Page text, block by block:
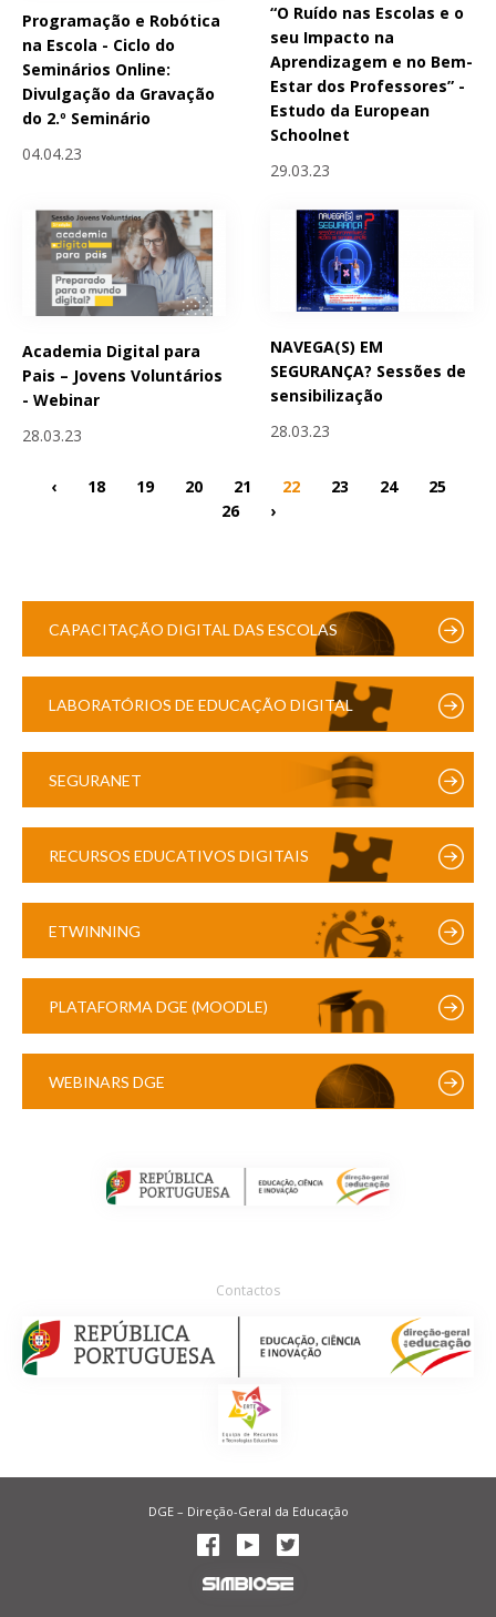
Programação e Robótica
na Escola - Ciclo do
Seminários Online:
Divulgação da Gravação
do 2.º Seminário
04.04.23
“O Ruído nas Escolas e o
seu Impacto na
Aprendizagem e no Bem-
Estar dos Professores” -
Estudo da European
Schoolnet
29.03.23
Academia Digital para
Pais – Jovens Voluntários
- Webinar
28.03.23
NAVEGA(S) EM
SEGURANÇA? Sessões de
sensibilização
28.03.23
‹ 18 19 20 21 22 23 24
25
26
›
CAPACITAÇÃO DIGITAL DAS ESCOLAS
LABORATÓRIOS DE EDUCAÇÃO DIGITAL
SEGURANET
RECURSOS EDUCATIVOS DIGITAIS
ETWINNING
PLATAFORMA DGE (MOODLE)
WEBINARS DGE
Contactos
DGE – Direção-Geral da Educação